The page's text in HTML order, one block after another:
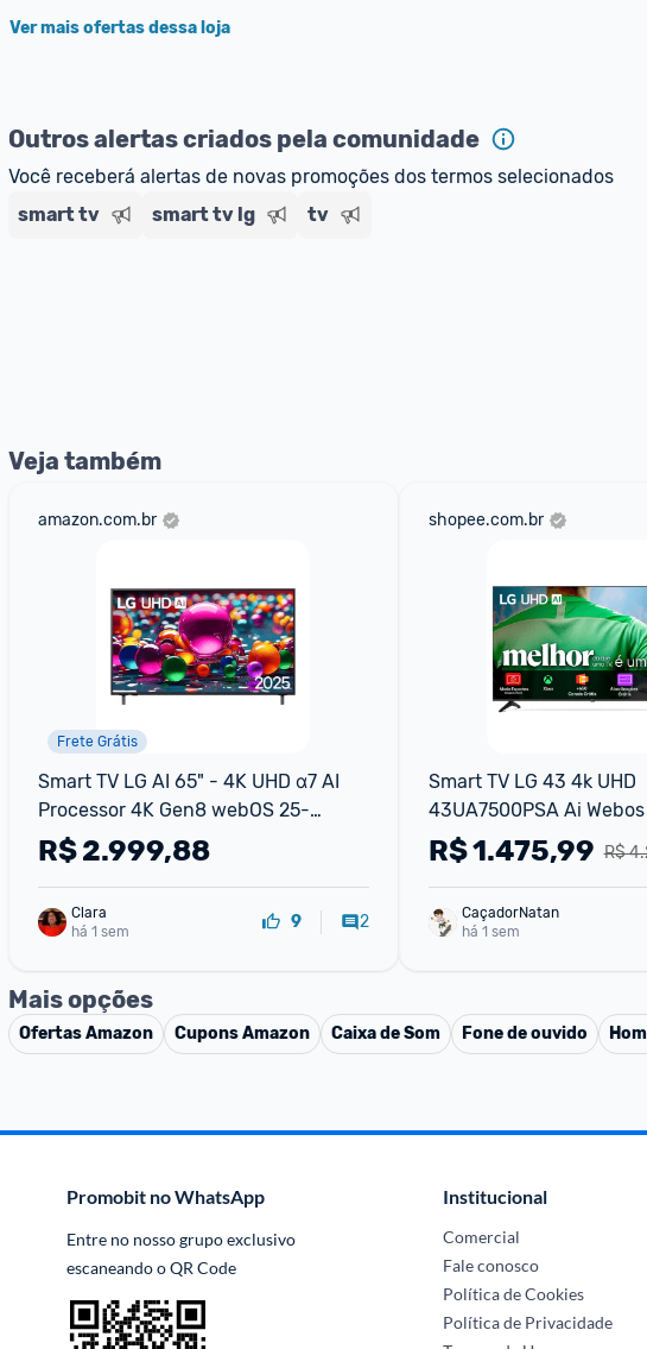
Ver mais ofertas dessa loja
Outros alertas criados pela comunidade
Você receberá alertas de novas promoções dos termos selecionados
smart tv
smart tv lg tv
Veja também
amazon.com.br
Frete Grátis
Smart TV LG AI 65" - 4K UHD α7 AI
Processor 4K Gen8 webOS 25-
65UA7500PSA
R$2.999,88
Clara
há 1 sem
9 2
shopee.com.br
Smart TV LG 43 4k UHD
43UA7500PSA Ai
Gaming 20W
R$
R$1.475,99
CaçadorNatan
há 1 sem
Mais opções
OfertasAmazon CuponsAmazon Caixa de Som Fone de ouvido
Promobit no WhatsApp
Entre no nosso grupo exclusivo
escaneando o QR Code
Institucional
Comercial
Fale conosco
Política de Cookies
Política de Privacidade